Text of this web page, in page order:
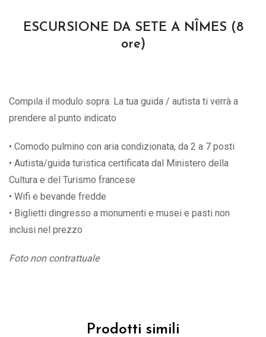
ESCURSIONE DA SETE A NÎMES (8
ore)
Compila il modulo sopra. La tua guida / autista ti verrà a
prendere al punto indicato
• Comodo pulmino con aria condizionata, da 2 a 7 posti
• Autista/guida turistica certificata dal Ministero della
Cultura e del Turismo francese
• Wifi e bevande fredde
• Biglietti dingresso a monumenti e musei e pasti non
inclusi nel prezzo
Foto non contrattuale
Prodotti simili